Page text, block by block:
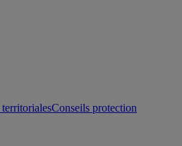
Conseils protection